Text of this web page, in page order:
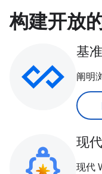
构建开放
基准
阐明
现
现代